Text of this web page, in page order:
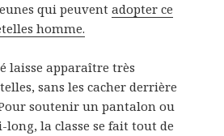
qui peuventadopter ce
homme.
laisse apparaître très
sans les cacher derrière
soutenir un pantalon ou
la classe se fait tout de